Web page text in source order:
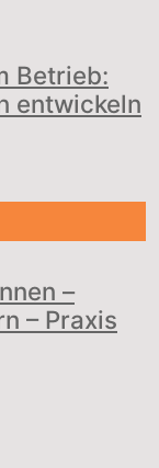
Betrieb:
entwickeln
–
– Praxis